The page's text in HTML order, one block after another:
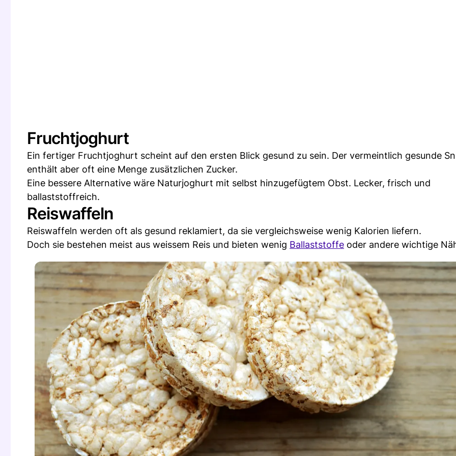
Fruchtjoghurt
Ein fertiger Fruchtjoghurt scheint auf den ersten Blick gesund zu sein. Der vermeintlich gesunde
enthält aber oft eine Menge zusätzlichen Zucker.
Eine bessere Alternative wäre Naturjoghurt mit selbst hinzugefügtem Obst. Lecker, frisch und
ballaststoffreich.
Reiswaffeln
Reiswaffeln werden oft als gesund reklamiert, da sie vergleichsweise wenig Kalorien liefern.
Doch sie bestehen meist aus weissem Reis und bieten wenig Ballaststoffe oder andere wichtige